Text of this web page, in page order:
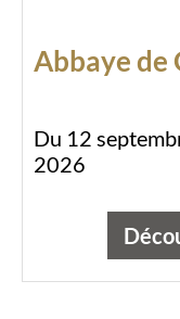
Abbaye de
Du 12
2026